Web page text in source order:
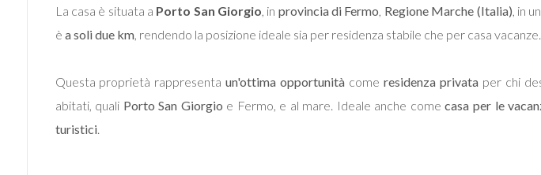
La casa è situata a Porto San Giorgio, in provincia di Fermo, Regione Marche (Italia), in
è a soli due km, rendendo la posizione ideale sia per residenza stabile che per casa vacanze.
Questa proprietà rappresentaun'ottima opportunità comeresidenza privataper chi
abitati, quali Porto San Giorgio e Fermo, e al mare. Ideale anche comecasa per le
turistici.
minimi
Qualsiasi